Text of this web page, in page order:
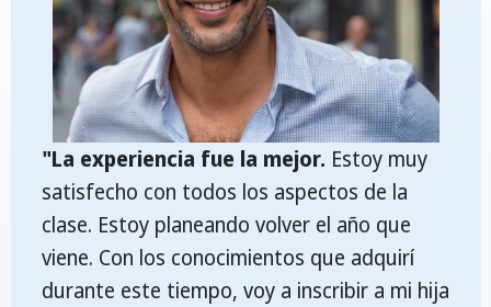
"La experiencia fue la mejor. Estoy muy
satisfecho con todos los aspectos de la
clase. Estoy planeando volver el año que
viene. Con los conocimientos que adquirí
durante este tiempo, voy a inscribir a mi hija